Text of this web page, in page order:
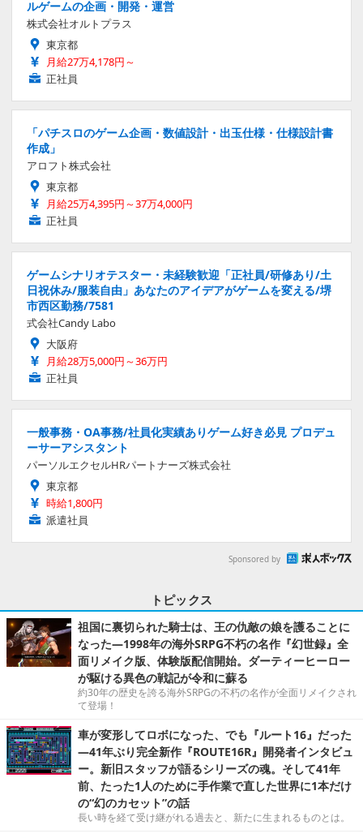
ルゲームの企画・開発・運営
株式会社オルトプラス
東京都
月給27万4,178円～
正社員
「パチスロのゲーム企画・数値設計・出玉仕様・仕様設計書
作成」
アロフト株式会社
東京都
月給25万4,395円～37万4,000円
正社員
ゲームシナリオテスター・未経験歓迎「正社員/研修あり/土
日祝休み/服装自由」あなたのアイデアがゲームを変える/堺
市西区勤務/7581
式会社Candy Labo
大阪府
月給28万5,000円～36万円
正社員
一般事務・OA事務/社員化実績ありゲーム好き必見 プロデュ
ーサーアシスタント
パーソルエクセルHRパートナーズ株式会社
東京都
時給1,800円
派遣社員
Sponsored by
トピックス
祖国に裏切られた騎士は、王の仇敵の娘を護ることに
なった―1998年の海外SRPG不朽の名作『幻世録』全
面リメイク版、体験版配信開始。ダーティーヒーロー
が駆ける異色の戦記が令和に蘇る
約30年の歴史を誇る海外SRPGの不朽の名作が全面リメイクされ
て登場！
車が変形してロボになった、でも『ルート16』だった
―41年ぶり完全新作『ROUTE16R』開発者インタビュ
ー。新旧スタッフが語るシリーズの魂。そして41年
前、たった1人のために手作業で直した世界に1本だけ
の“幻のカセット”の話
長い時を経て受け継がれる過去と、新たに生まれるものとは。